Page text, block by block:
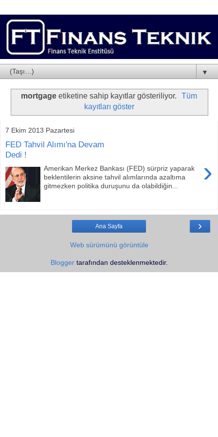
▼
mortgageetiketine sahip kayıtlar gösteriliyor.
Tüm
kayıtları göster
7 Ekim 2013 Pazartesi
FED Tahvil Alımı'na Devam
Dedi !
›
Amerikan Merkez Bankası (FED) sürpriz yaparak
beklentilerin aksine tahvil alımlarında azaltıma
gitmezken politika duruşunu da olabildiğin...
›
Ana Sayfa
Web sürümünü görüntüle
Bloggertarafından desteklenmektedir.